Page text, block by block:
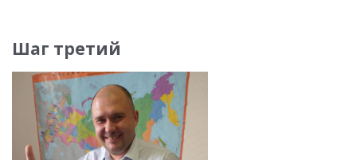
Шаг третий